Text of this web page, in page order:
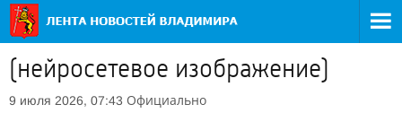
(нейросетевое изображение)
9 июля 2026, 07:43 Официально